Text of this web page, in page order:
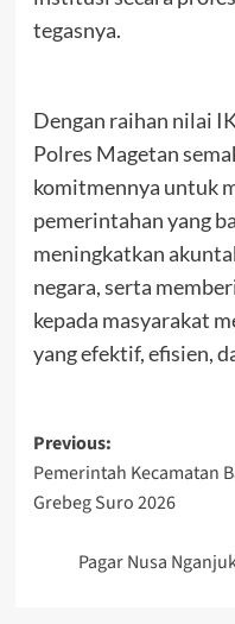
tegasnya.
Dengan raihan nilai
Polres Magetan
komitmennya untuk
pemerintahan yang
meningkatkan
negara, serta
kepada masyarakat
yang efektif, efisien,
Post
navigation
Previous:
Pemerintah Kecamatan
Grebeg Suro 2026
Pagar Nusa